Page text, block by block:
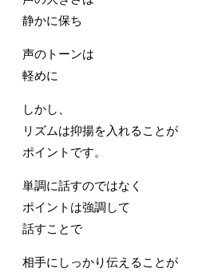
静かに保ち
声のトーンは
軽めに
しかし、
リズムは抑揚を入れることが
ポイントです。
単調に話すのではなく
ポイントは強調して
話すことで
相手にしっかり伝えることが